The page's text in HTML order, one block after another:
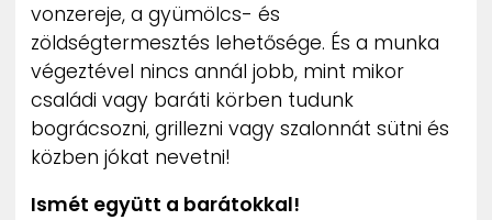
vonzereje, a gyümölcs- és
zöldségtermesztés lehetősége. És a munka
végeztével nincs annál jobb, mint mikor
családi vagy baráti körben tudunk
bográcsozni, grillezni vagy szalonnát sütni és
közben jókat nevetni!
Ismét együtt a barátokkal!